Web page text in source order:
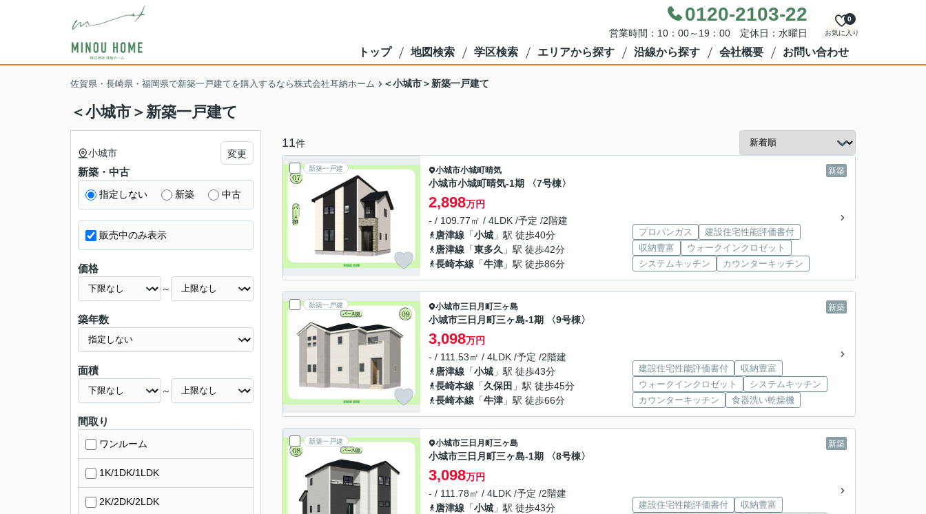
0120-2103-22
営業時間：10：00～19：00 定休日：水曜日 お気に入り
0
トップ 地図検索 学区検索 エリアから探す 沿線から探す 会社概要 お問い合わせ
佐賀県・長崎県・福岡県で新築一戸建てを購入するなら株式会社耳納ホーム ＜小城市＞新築一戸建て
＜小城市＞新築一戸建て
11件
新築一戸建 新築
小城市小城町晴気
小城市小城町晴気-1期 〈7号棟〉
2,898万円
- / 109.77㎡ / 4LDK /予定 /2階建
唐津線 「小城 」駅 徒歩40分
唐津線 「東多久 」駅 徒歩42分
長崎本線 「牛津 」駅 徒歩86分
プロパンガス
建設住宅性能評価書付
収納豊富
ウォークインクロゼット
システムキッチン
カウンターキッチン
新築一戸建 新築
小城市三日月町三ヶ島
小城市三日月町三ヶ島-1期 〈9号棟〉
3,098万円
- / 111.53㎡ / 4LDK /予定 /2階建
唐津線 「小城 」駅 徒歩43分
長崎本線 「久保田 」駅 徒歩45分
長崎本線 「牛津 」駅 徒歩66分
建設住宅性能評価書付
収納豊富
ウォークインクロゼット
システムキッチン
カウンターキッチン
食器洗い乾燥機
新築一戸建 新築
小城市三日月町三ヶ島
小城市三日月町三ヶ島-1期 〈8号棟〉
3,098万円
- / 111.78㎡ / 4LDK /予定 /2階建
唐津線 「小城 」駅 徒歩43分
建設住宅性能評価書付
収納豊富
小城市 変更
新築・中古
指定しない 新築 中古
販売中のみ表示
価格
～
築年数
面積
～
間取り
ワンルーム
1K/1DK/1LDK
2K/2DK/2LDK